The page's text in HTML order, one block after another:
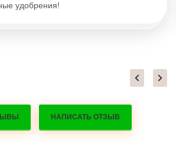
удобрения!
НАПИСАТЬ ОТЗЫВ